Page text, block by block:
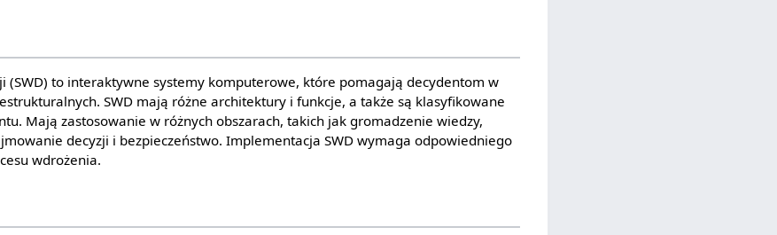
(SWD) to interaktywne systemy komputerowe, które pomagają decydentom w
SWD mają różne architektury i funkcje, a także są klasyfikowane
Mają zastosowanie w różnych obszarach, takich jak gromadzenie wiedzy,
decyzji i bezpieczeństwo. Implementacja SWD wymaga odpowiedniego
wdrożenia.